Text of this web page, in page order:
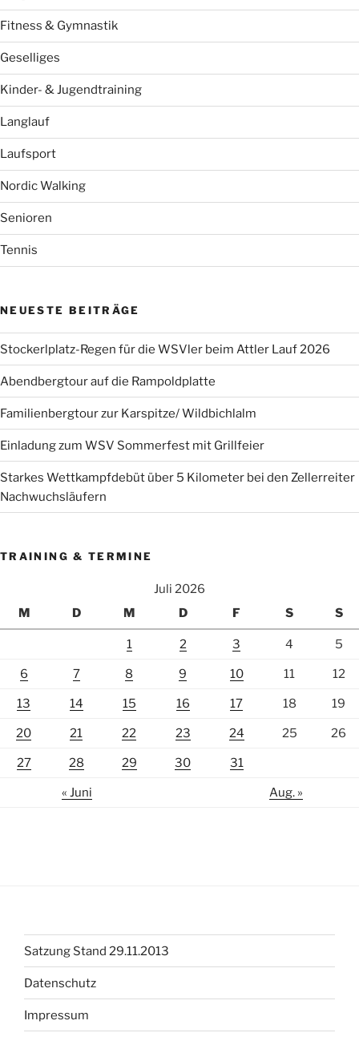
Fitness & Gymnastik
Geselliges
Kinder- & Jugendtraining
Langlauf
Laufsport
Nordic Walking
Senioren
Tennis
NEUESTE BEITRÄGE
Stockerlplatz-Regen für die WSVler beim Attler Lauf 2026
Abendbergtour auf die Rampoldplatte
Familienbergtour zur Karspitze/ Wildbichlalm
Einladung zum WSV Sommerfest mit Grillfeier
Starkes Wettkampfdebüt über 5 Kilometer bei den Zellerreiter
Nachwuchsläufern
TRAINING & TERMINE
Juli 2026
M
D M D F S S
1 2 3 4 5
6 7 8 9 10 11 12
13 14 15 16 17 18 19
20 21 22 23 24 25 26
27 28 29 30 31
« Juni Aug. »
Satzung Stand 29.11.2013
Datenschutz
Impressum